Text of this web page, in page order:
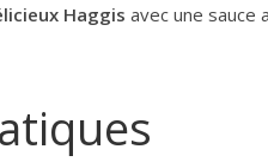
Haggis avec une sauce